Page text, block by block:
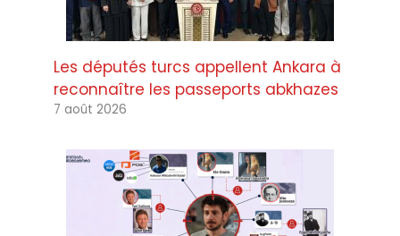
Les députés turcs appellent Ankara à
reconnaître les passeports abkhazes
7 août 2026